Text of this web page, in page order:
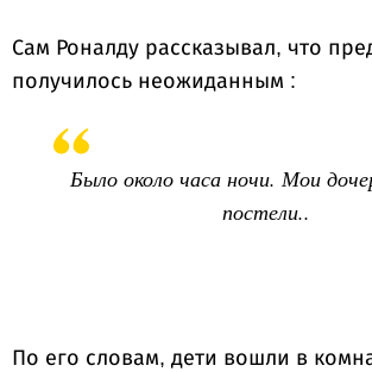
Сам Роналду рассказывал, что
получилось неожиданным :
Было около часа ночи. Мои
постели..
По его словам, дети вошли в